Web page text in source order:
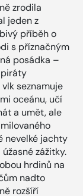
zrodila
jeden z
příběh o
s příznačným
posádka –
piráty
seznamuje
oceánu, učí
a umět, ale
nevelké jachty
zážitky.
hrdinů na
nadto
rozšíří